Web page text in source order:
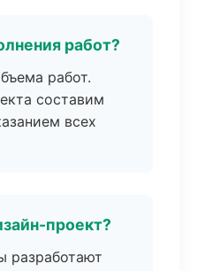
работ?
работ.
составим
всех
проект?
разработают